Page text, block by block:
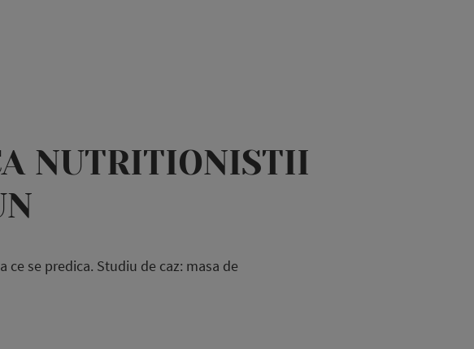
NUTRITIONISTII
se predica. Studiu de caz: masa de